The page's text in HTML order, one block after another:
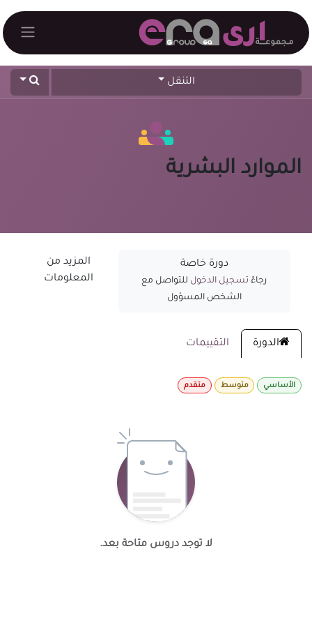
التنقل
الموارد البشرية
دورة خاصة
رجاءً تسجيل الدخول للتواصل مع
الشخص المسؤول
المزيد من
المعلومات
الدورة التقييمات
الأساسي متوسط متقدم
لا توجد دروس متاحة بعد.